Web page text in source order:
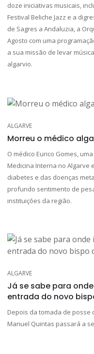
doze iniciativas musicais,
Festival Beliche Jazz e a
de Sagres a Andaluzia, a
Agosto com uma
a sua missão de levar
algarvio.
ALGARVE
Morreu o médico
O médico Eurico Gomes,
Medicina Interna no Algarve
diabetes e das doenças
profundo sentimento de
instituições da região.
ALGARVE
Já se sabe para
entrada do novo
Depois da tomada de posse
Manuel Quintas passará a